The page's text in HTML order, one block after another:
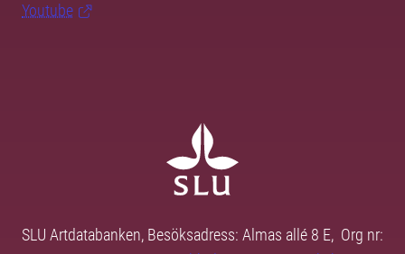
Youtube
SLU Artdatabanken, Besöksadress: Almas allé 8 E, Org nr: